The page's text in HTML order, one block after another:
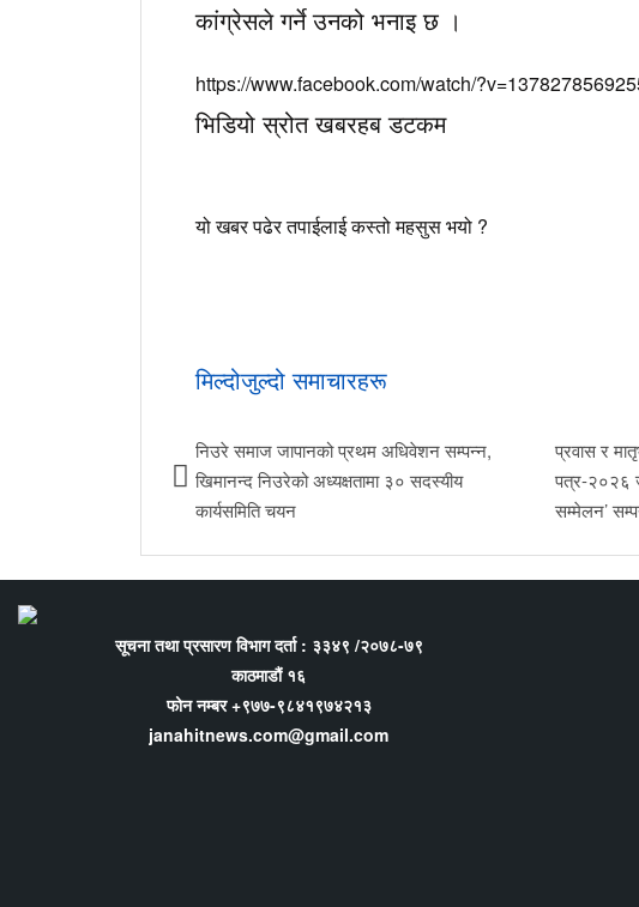
कांग्रेसले गर्ने उनको भनाइ छ ।
https://www.facebook.com/watch/
भिडियो स्रोत खबरहब डटकम
यो खबर पढेर तपाईलाई कस्तो महसुस भयो ?
मिल्दोजुल्दो समाचारहरू
निउरे समाज जापानको प्रथम अधिवेशन सम्पन्न,
खिमानन्द निउरेको अध्यक्षतामा ३० सदस्यीय
कार्यसमिति चयन
प्रवास र
पत्र-२०२६
सम्मेलन’
सूचना तथा प्रसारण विभाग दर्ता : ३३४९ /२०७८-७९
काठमाडौं १६
फोन नम्बर +९७७-९८४१९७४२१३
janahitnews.com@gmail.com